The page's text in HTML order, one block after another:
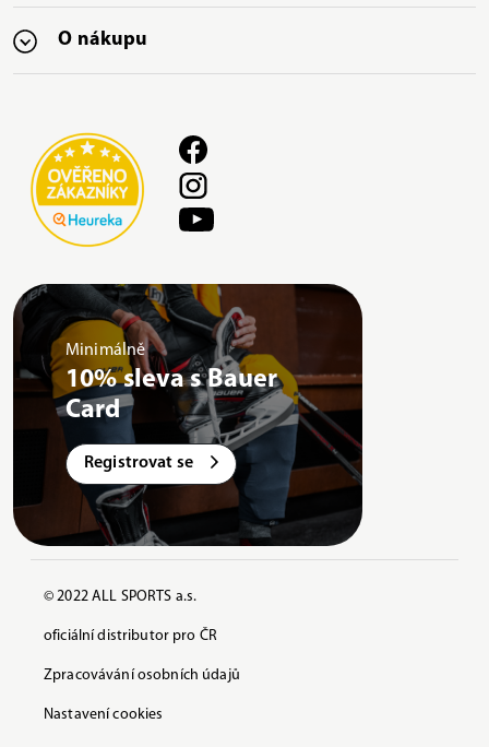
O nákupu
Minimálně
10% sleva s Bauer
Card
Registrovat se
© 2022 ALL SPORTS a.s.
oficiální distributor pro ČR
Zpracovávání osobních údajů
Nastavení cookies